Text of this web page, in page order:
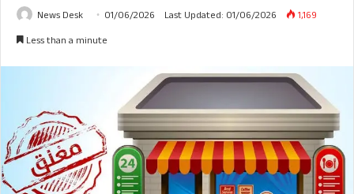
News Desk 01/06/2026 Last Updated: 01/06/2026
1,169
Less than a minute